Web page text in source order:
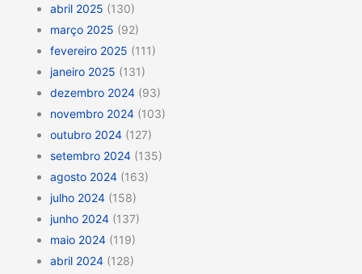
abril 2025 (130)
março 2025 (92)
fevereiro 2025 (111)
janeiro 2025 (131)
dezembro 2024 (93)
novembro 2024 (103)
outubro 2024 (127)
setembro 2024 (135)
agosto 2024 (163)
julho 2024 (158)
junho 2024 (137)
maio 2024 (119)
abril 2024 (128)